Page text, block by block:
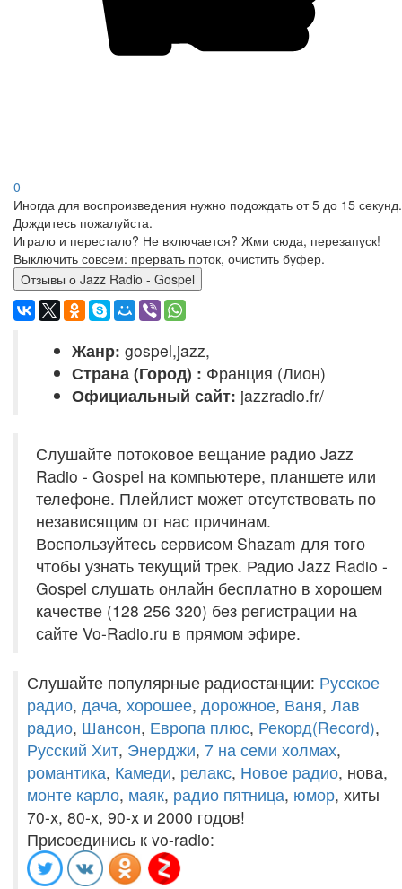
0
Иногда для воспроизведения нужно подождать от 5 до 15 секунд.
Дождитесь пожалуйста.
Играло и перестало? Не включается? Жми сюда, перезапуск!
Выключить совсем: прервать поток, очистить буфер.
Отзывы о Jazz Radio - Gospel
Жанр: gospel,jazz,
Страна (Город) : Франция (Лион)
Официальный сайт: jazzradio.fr/
Слушайте потоковое вещание радио Jazz
Radio - Gospel на компьютере, планшете или
телефоне. Плейлист может отсутствовать по
независящим от нас причинам.
Воспользуйтесь сервисом Shazam для того
чтобы узнать текущий трек. Радио Jazz Radio -
Gospel слушать онлайн бесплатно в хорошем
качестве (128 256 320) без регистрации на
сайте Vo-Radio.ru в прямом эфире.
Слушайте популярные радиостанции: Русское
радио, дача, хорошее, дорожное, Ваня, Лав
радио, Шансон, Европа плюс, Рекорд(Record),
Русский Хит, Энерджи, 7 на семи холмах,
романтика, Камеди, релакс, Новое радио, нова,
монте карло, маяк, радио пятница, юмор, хиты
70-х, 80-х, 90-х и 2000 годов!
Присоединись к vo-radio: